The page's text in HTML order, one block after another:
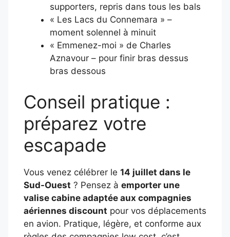
supporters, repris dans tous les bals
« Les Lacs du Connemara » –
moment solennel à minuit
« Emmenez-moi » de Charles
Aznavour – pour finir bras dessus
bras dessous
Conseil pratique :
préparez votre
escapade
Vous venez célébrer le 14 juillet dans le
Sud-Ouest ? Pensez à emporter une
valise cabine adaptée aux compagnies
aériennes discount pour vos déplacements
en avion. Pratique, légère, et conforme aux